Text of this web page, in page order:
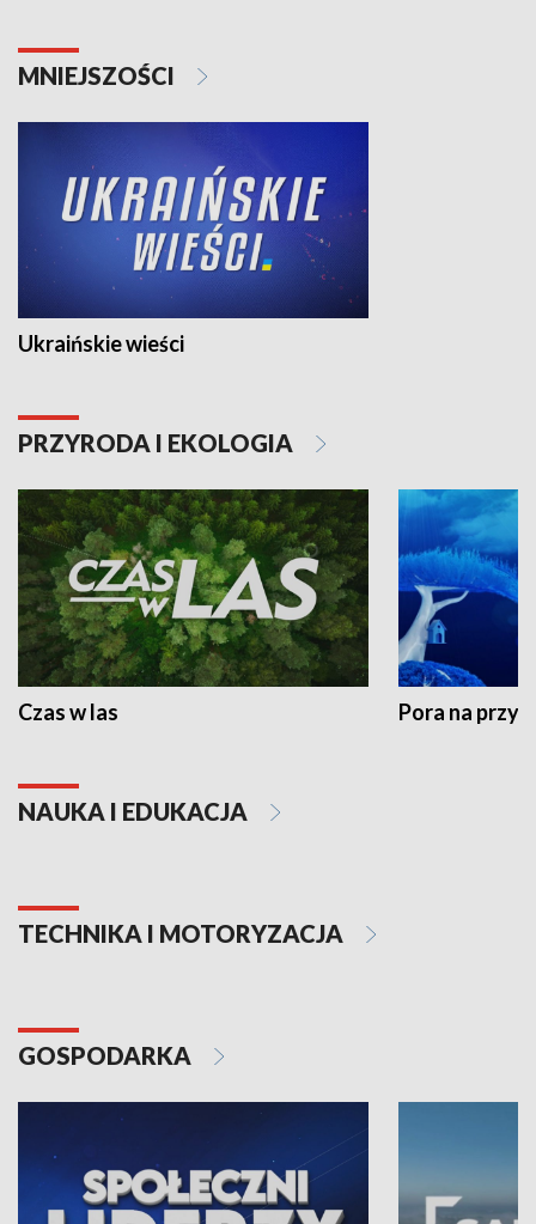
MNIEJSZOŚCI
Ukraińskie wieści
PRZYRODA I EKOLOGIA
Czas w las Pora na
NAUKA I EDUKACJA
TECHNIKA I MOTORYZACJA
GOSPODARKA